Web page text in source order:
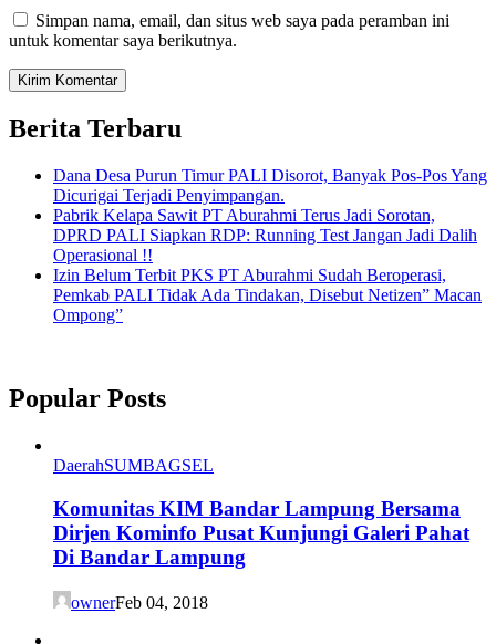
Simpan nama, email, dan situs web saya pada peramban ini
untuk komentar saya berikutnya.
Berita Terbaru
Dana Desa Purun Timur PALI Disorot, Banyak Pos-Pos Yang
Dicurigai Terjadi Penyimpangan.
Pabrik Kelapa Sawit PT Aburahmi Terus Jadi Sorotan,
DPRD PALI Siapkan RDP: Running Test Jangan Jadi Dalih
Operasional !!
Izin Belum Terbit PKS PT Aburahmi Sudah Beroperasi,
Pemkab PALI Tidak Ada Tindakan, Disebut Netizen” Macan
Ompong”
Popular Posts
DaerahSUMBAGSEL
Komunitas KIM Bandar Lampung Bersama
Dirjen Kominfo Pusat Kunjungi Galeri Pahat
Di Bandar Lampung
ownerFeb 04, 2018